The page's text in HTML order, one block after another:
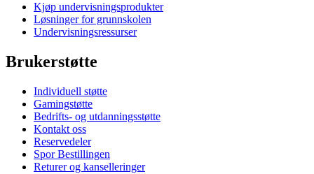
Kjøp undervisningsprodukter
Løsninger for grunnskolen
Undervisningsressurser
Brukerstøtte
Individuell støtte
Gamingstøtte
Bedrifts- og utdanningsstøtte
Kontakt oss
Reservedeler
Spor Bestillingen
Returer og kanselleringer